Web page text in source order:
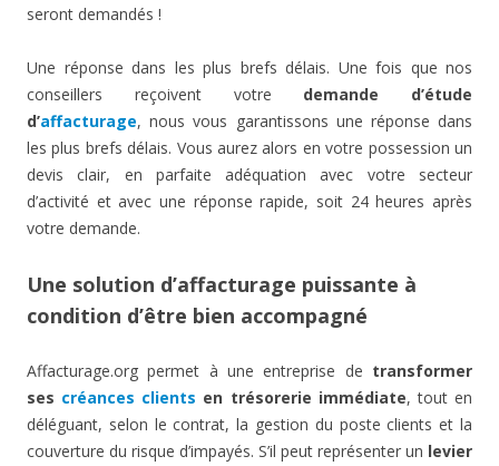
seront demandés !
Une réponse dans les plus brefs délais. Une fois que nos
conseillers reçoivent votre demande d’étude
d’affacturage, nous vous garantissons une réponse dans
les plus brefs délais. Vous aurez alors en votre possession un
devis clair, en parfaite adéquation avec votre secteur
d’activité et avec une réponse rapide, soit 24 heures après
votre demande.
Une solution d’affacturage puissante à
condition d’être bien accompagné
Affacturage.org permet à une entreprise de transformer
ses créances clients en trésorerie immédiate, tout en
déléguant, selon le contrat, la gestion du poste clients et la
couverture du risque d’impayés. S’il peut représenter un levier